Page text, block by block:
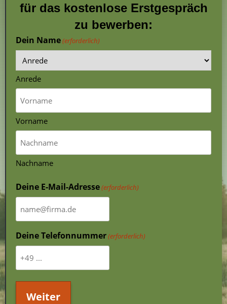
für das kostenlose Erstgespräch
zu bewerben:
Dein Name(erforderlich)
Anrede
Vorname
Nachname
Deine E-Mail-Adresse(erforderlich)
Deine Telefonnummer(erforderlich)